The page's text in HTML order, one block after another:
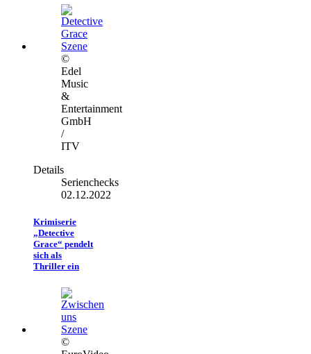
©
Edel
Music
&
Entertainment
GmbH
/
ITV
Details
Serienchecks
02.12.2022
Krimiserie
„Detective
Grace“ pendelt
sich als
Thriller ein
©